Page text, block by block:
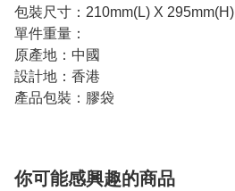
包裝尺寸：210mm(L) X 295mm(H)
單件重量：
原產地：中國
設計地：香港
產品包裝：膠袋
你可能感興趣的商品